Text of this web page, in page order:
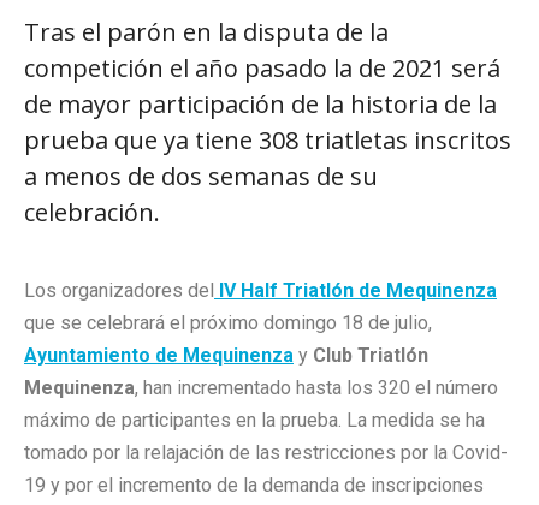
Tras el parón en la disputa de la
competición el año pasado la de 2021 será
de mayor participación de la historia de la
prueba que ya tiene 308 triatletas inscritos
a menos de dos semanas de su
celebración.
Los organizadores del IV Half Triatlón de Mequinenza
que se celebrará el próximo domingo 18 de julio,
Ayuntamiento de Mequinenza y Club Triatlón
Mequinenza, han incrementado hasta los 320 el número
máximo de participantes en la prueba. La medida se ha
tomado por la relajación de las restricciones por la Covid-
19 y por el incremento de la demanda de inscripciones